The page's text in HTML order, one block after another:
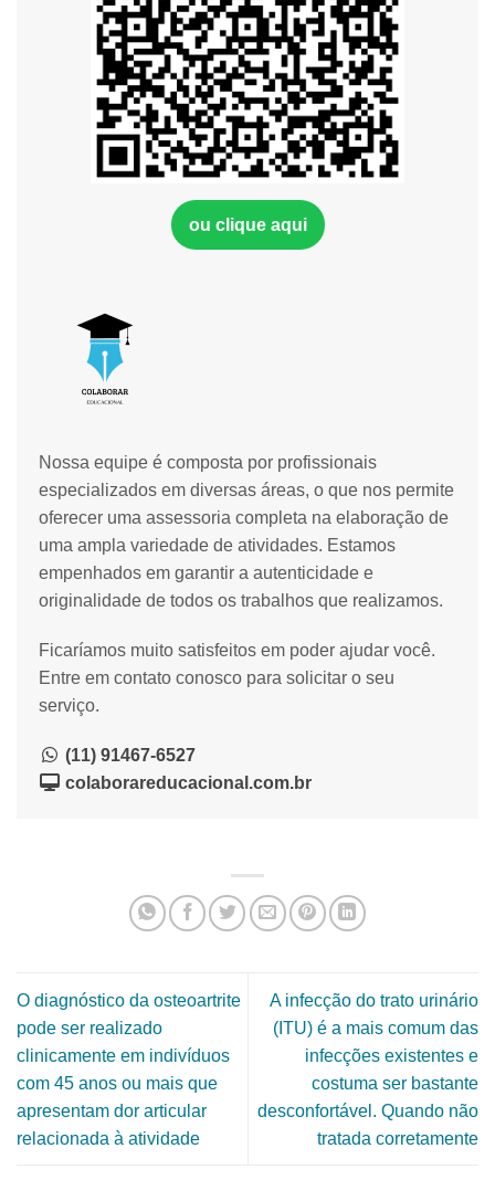
Nossa equipe é composta por profissionais
especializados em diversas áreas, o que nos permite
oferecer uma assessoria completa na elaboração de
uma ampla variedade de atividades. Estamos
empenhados em garantir a autenticidade e
originalidade de todos os trabalhos que realizamos.
Ficaríamos muito satisfeitos em poder ajudar você.
Entre em contato conosco para solicitar o seu
serviço.
(11) 91467-6527
colaborareducacional.com.br
ou clique aqui
O diagnóstico da osteoartrite
pode ser realizado
clinicamente em indivíduos
com 45 anos ou mais que
apresentam dor articular
relacionada à atividade
A infecção do trato urinário
(ITU) é a mais comum das
infecções existentes e
costuma ser bastante
desconfortável. Quando não
tratada corretamente